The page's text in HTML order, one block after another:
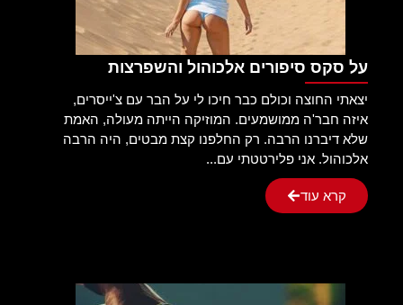
על סקס סיפורים אלכוהול והשפרצות
יצאתי החוצה וכולם כבר חיכו לי על הבר עם צ'ייסרים,
איזה חבר'ה ממושמעים. המוזיקה הייתה מעולה, האמת
שלא דיברנו הרבה. רק החלפנו קצת מבטים, היה הרבה
אלכוהול. אני פלירטטתי עם...
קרא עוד